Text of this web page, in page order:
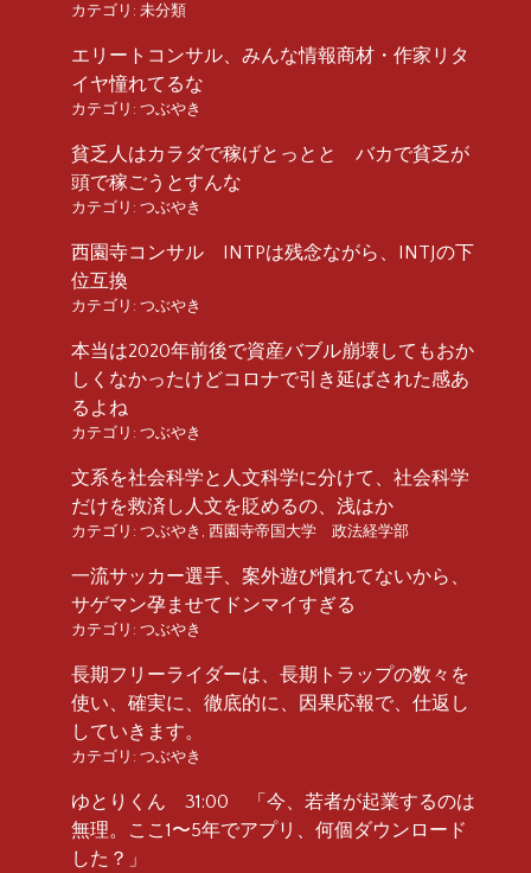
カテゴリ: 未分類
エリートコンサル、みんな情報商材・作家リタ
イヤ憧れてるな
カテゴリ: つぶやき
貧乏人はカラダで稼げとっとと バカで貧乏が
頭で稼ごうとすんな
カテゴリ: つぶやき
西園寺コンサル INTPは残念ながら、INTJの下
位互換
カテゴリ: つぶやき
本当は2020年前後で資産バブル崩壊してもおか
しくなかったけどコロナで引き延ばされた感あ
るよね
カテゴリ: つぶやき
文系を社会科学と人文科学に分けて、社会科学
だけを救済し人文を貶めるの、浅はか
カテゴリ: つぶやき 西園寺帝国大学 政法経学部
一流サッカー選手、案外遊び慣れてないから、
サゲマン孕ませてドンマイすぎる
カテゴリ: つぶやき
長期フリーライダーは、長期トラップの数々を
使い、確実に、徹底的に、因果応報で、仕返し
していきます。
カテゴリ: つぶやき
ゆとりくん 31:00 「今、若者が起業するのは
無理。ここ1〜5年でアプリ、何個ダウンロード
した？」